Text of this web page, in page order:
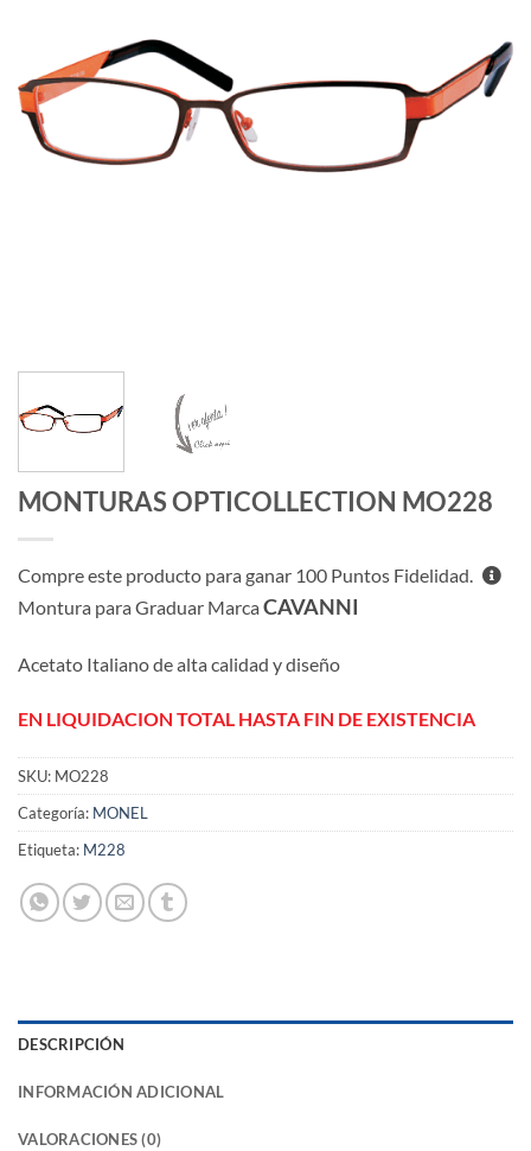
MONTURAS OPTICOLLECTION MO228
Compre este producto para ganar 100 Puntos Fidelidad.
Montura para Graduar Marca CAVANNI
Acetato Italiano de alta calidad y diseño
EN LIQUIDACION TOTAL HASTA FIN DE EXISTENCIA
SKU: MO228
Categoría: MONEL
Etiqueta: M228
DESCRIPCIÓN
INFORMACIÓN ADICIONAL
VALORACIONES (0)